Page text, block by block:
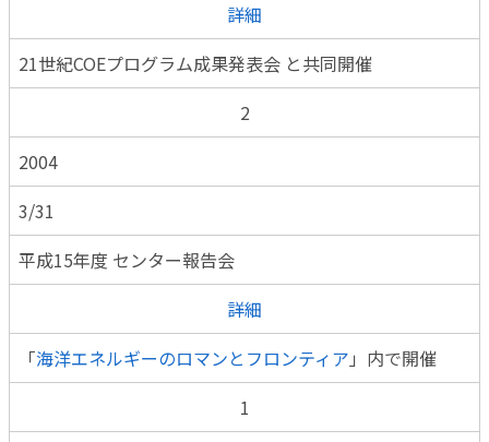
詳細
21世紀COEプログラム成果発表会 と共同開催
2
2004
3/31
平成15年度 センター報告会
詳細
「海洋エネルギーのロマンとフロンティア 」内で開催
1